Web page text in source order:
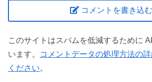
コメントを書き込む
このサイトはスパムを低減するために
います。
コメントデータの処理方法の
ください。